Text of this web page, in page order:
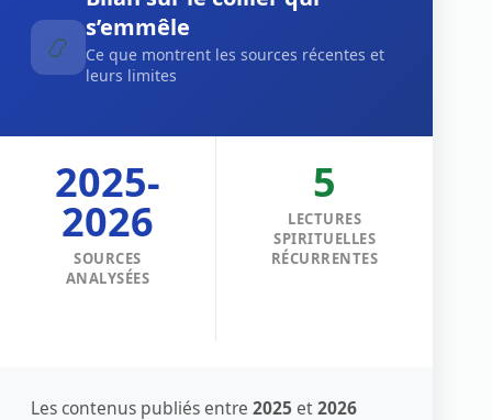
📿
s’emmêle
Ce que montrent les sources récentes et
leurs limites
2025-
2026
SOURCES
ANALYSÉES
5
LECTURES
SPIRITUELLES
RÉCURRENTES
Les contenus publiés entre 2025 et2026